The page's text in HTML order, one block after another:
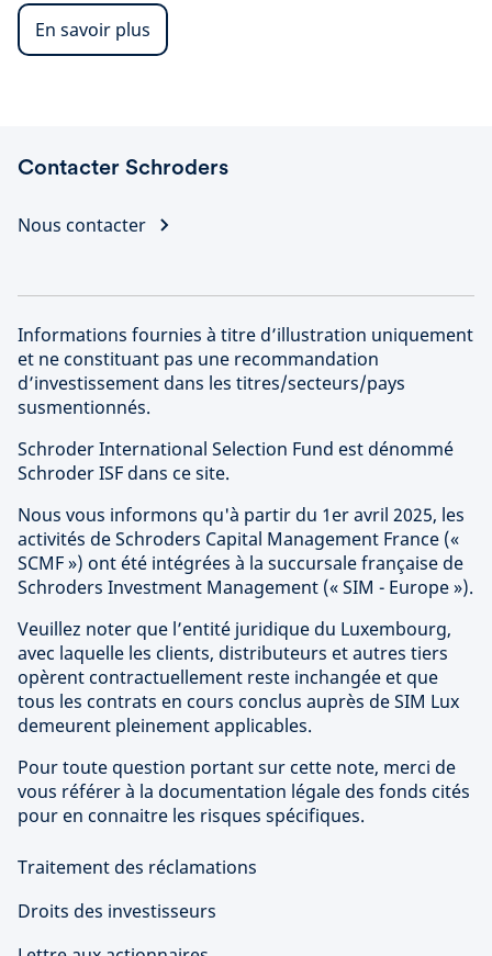
En savoir plus
Contacter Schroders
Nous contacter
Informations fournies à titre d’illustration uniquement
et ne constituant pas une recommandation
d’investissement dans les titres/secteurs/pays
susmentionnés.
Schroder International Selection Fund est dénommé
Schroder ISF dans ce site.
Nous vous informons qu'à partir du 1er avril 2025, les
activités de Schroders Capital Management France («
SCMF ») ont été intégrées à la succursale française de
Schroders Investment Management (« SIM - Europe »).
Veuillez noter que l’entité juridique du Luxembourg,
avec laquelle les clients, distributeurs et autres tiers
opèrent contractuellement reste inchangée et que
tous les contrats en cours conclus auprès de SIM Lux
demeurent pleinement applicables.
Pour toute question portant sur cette note, merci de
vous référer à la documentation légale des fonds cités
pour en connaitre les risques spécifiques.
Traitement des réclamations
Droits des investisseurs